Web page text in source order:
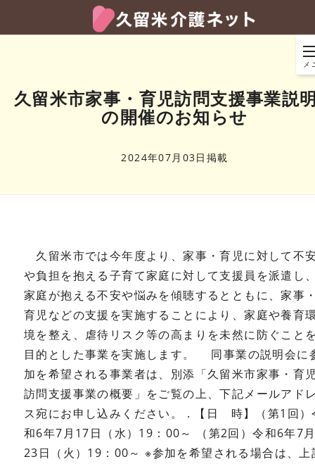
メ
久留米市家事・育児訪問支援事業説
の開催のお知らせ
2024年07月03日掲載
久留米市では今年度より、家事・育児に対して不
や負担を抱える子育て家庭に対して支援員を派遣し
家庭が抱える不安や悩みを傾聴するとともに、家事
育児などの支援を実施することにより、家庭や養育
境を整え、虐待リスク等の高まりを未然に防ぐこと
目的とした事業を実施します。
同事業の説明会に
加を希望される事業者は、別添「久留米市家事・育
訪問支援事業の概要」をご覧の上、下記メールアド
ス宛にお申し込みください。 .
【日 時】（第1回）
和6年7月17日（水）19：00～
（第2回）令和6年7
23日（火）19：00～※参加を希望される場合は、上